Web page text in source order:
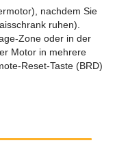
nachdem Sie
ruhen).
Zone oder in der
Motor in mehrere
Reset-Taste (BRD)